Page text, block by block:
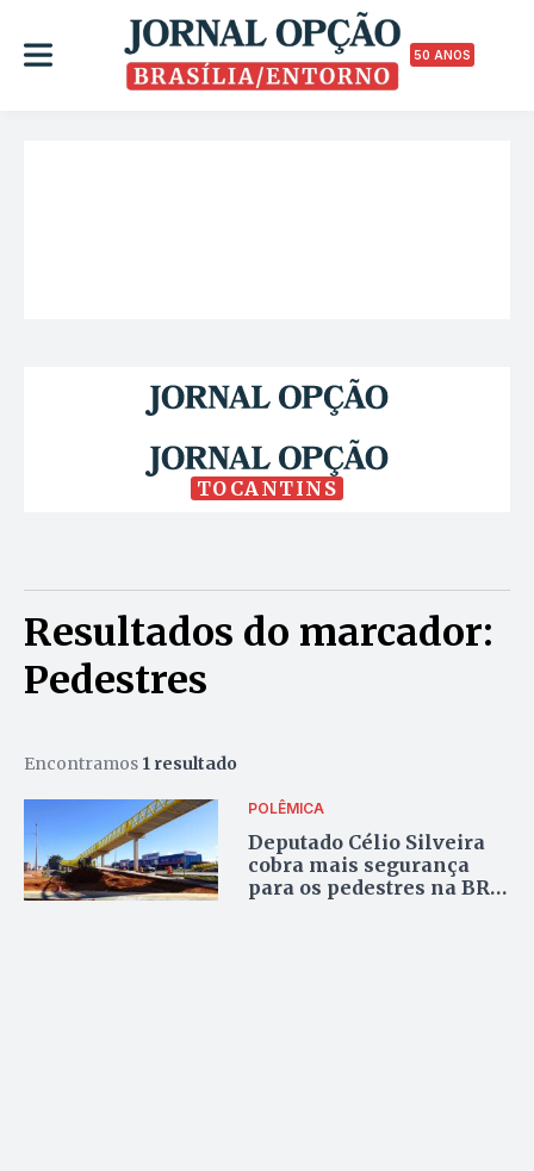
50 ANOS
TOCANTINS
Resultados do marcador:
Pedestres
Encontramos 1 resultado
POLÊMICA
Deputado Célio Silveira
cobra mais segurança
para os pedestres na BR-